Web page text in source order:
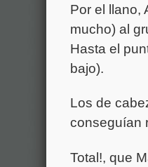
Por el llano,
mucho) al
Hasta el
bajo).
Los de
conseguían
Total!, que